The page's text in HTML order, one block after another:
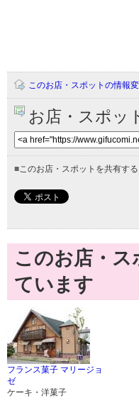
このお店・スポットの情報
お店・スポッ
■このお店・スポットを共有する
このお店・
ています
フランス菓子 マリージョ
ゼ
ケーキ・洋菓子